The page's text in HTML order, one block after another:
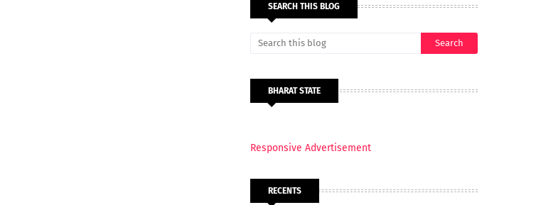
SEARCH THIS BLOG
BHARAT STATE
Responsive Advertisement
RECENTS